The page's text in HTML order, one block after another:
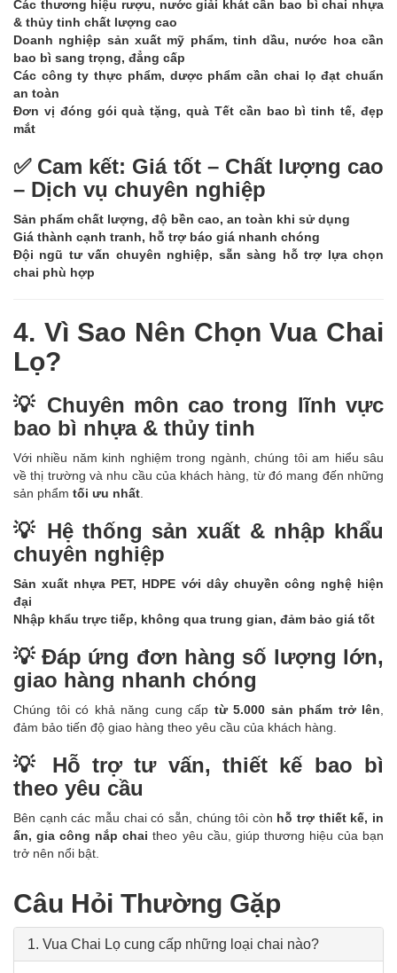
Các thương hiệu rượu, nước giải khát cần bao bì chai nhựa
& thủy tinh chất lượng cao
Doanh nghiệp sản xuất mỹ phẩm, tinh dầu, nước hoa cần
bao bì sang trọng, đẳng cấp
Các công ty thực phẩm, dược phẩm cần chai lọ đạt chuẩn
an toàn
Đơn vị đóng gói quà tặng, quà Tết cần bao bì tinh tế, đẹp
mắt
✅ Cam kết: Giá tốt – Chất lượng cao
– Dịch vụ chuyên nghiệp
Sản phẩm chất lượng, độ bền cao, an toàn khi sử dụng
Giá thành cạnh tranh, hỗ trợ báo giá nhanh chóng
Đội ngũ tư vấn chuyên nghiệp, sẵn sàng hỗ trợ lựa chọn
chai phù hợp
4. Vì Sao Nên Chọn Vua Chai
Lọ?
💡 Chuyên môn cao trong lĩnh vực
bao bì nhựa & thủy tinh
Với nhiều năm kinh nghiệm trong ngành, chúng tôi am hiểu sâu
về thị trường và nhu cầu của khách hàng, từ đó mang đến những
sản phẩm tối ưu nhất.
💡 Hệ thống sản xuất & nhập khẩu
chuyên nghiệp
Sản xuất nhựa PET, HDPE với dây chuyền công nghệ hiện
đại
Nhập khẩu trực tiếp, không qua trung gian, đảm bảo giá tốt
💡 Đáp ứng đơn hàng số lượng lớn,
giao hàng nhanh chóng
Chúng tôi có khả năng cung cấp từ 5.000 sản phẩm trở lên,
đảm bảo tiến độ giao hàng theo yêu cầu của khách hàng.
💡 Hỗ trợ tư vấn, thiết kế bao bì
theo yêu cầu
Bên cạnh các mẫu chai có sẵn, chúng tôi còn hỗ trợ thiết kế, in
ấn, gia công nắp chai theo yêu cầu, giúp thương hiệu của bạn
trở nên nổi bật.
Câu Hỏi Thường Gặp
1. Vua Chai Lọ cung cấp những loại chai nào?